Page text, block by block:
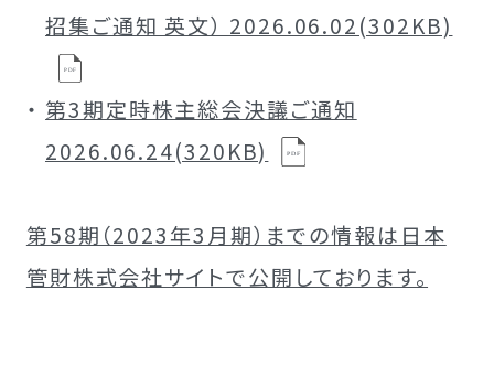
招集ご通知 英文） 2026.06.02(302KB)
第3期定時株主総会決議ご通知
2026.06.24(320KB)
第58期（2023年3月期）までの情報は日本
管財株式会社サイトで公開しております。